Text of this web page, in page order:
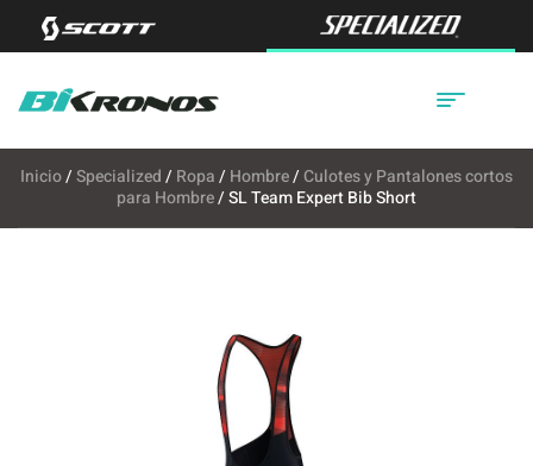
Inicio/Specialized/ Ropa/ Hombre/ Culotes y Pantalones cortos
para Hombre/ SL Team Expert Bib Short